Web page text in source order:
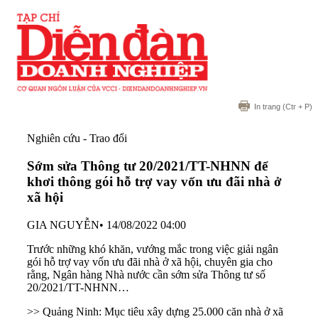
In trang (Ctr + P)
Nghiên cứu - Trao đổi
Sớm sửa Thông tư 20/2021/TT-NHNN để
khơi thông gói hỗ trợ vay vốn ưu đãi nhà ở
xã hội
GIA NGUYỄN• 14/08/2022 04:00
Trước những khó khăn, vướng mắc trong việc giải ngân
gói hỗ trợ vay vốn ưu đãi nhà ở xã hội, chuyên gia cho
rằng, Ngân hàng Nhà nước cần sớm sửa Thông tư số
20/2021/TT-NHNN…
>> Quảng Ninh: Mục tiêu xây dựng 25.000 căn nhà ở xã